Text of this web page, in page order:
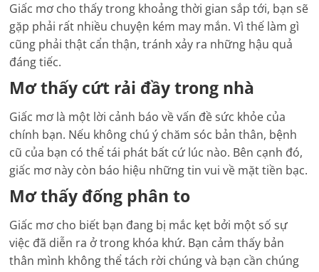
Giấc mơ cho thấy trong khoảng thời gian sắp tới, bạn sẽ
gặp phải rất nhiều chuyện kém may mắn. Vì thế làm gì
cũng phải thật cẩn thận, tránh xảy ra những hậu quả
đáng tiếc.
Mơ thấy cứt rải đầy trong nhà
Giấc mơ là một lời cảnh báo về vấn đề sức khỏe của
chính bạn. Nếu không chú ý chăm sóc bản thân, bệnh
cũ của bạn có thể tái phát bất cứ lúc nào. Bên cạnh đó,
giấc mơ này còn báo hiệu những tin vui về mặt tiền bạc.
Mơ thấy đống phân to
Giấc mơ cho biết bạn đang bị mắc kẹt bởi một số sự
việc đã diễn ra ở trong khóa khứ. Bạn cảm thấy bản
thân mình không thể tách rời chúng và bạn cần chúng